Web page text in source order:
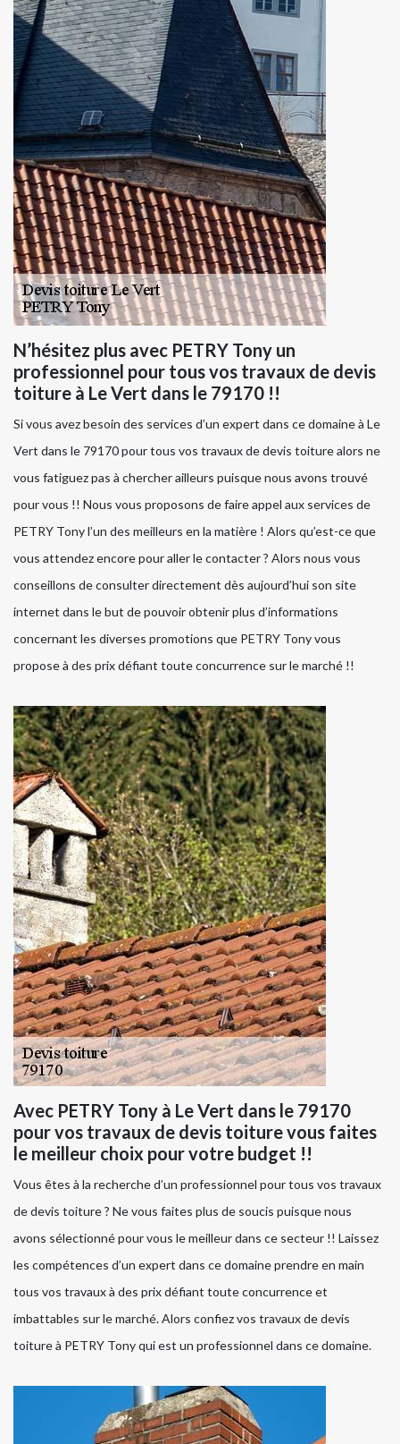
N’hésitez plus avec PETRY Tony un
professionnel pour tous vos travaux de devis
toiture à Le Vert dans le 79170 !!
Si vous avez besoin des services d’un expert dans ce domaine à Le
Vert dans le 79170 pour tous vos travaux de devis toiture alors ne
vous fatiguez pas à chercher ailleurs puisque nous avons trouvé
pour vous !! Nous vous proposons de faire appel aux services de
PETRY Tony l’un des meilleurs en la matière ! Alors qu’est-ce que
vous attendez encore pour aller le contacter ? Alors nous vous
conseillons de consulter directement dès aujourd’hui son site
internet dans le but de pouvoir obtenir plus d’informations
concernant les diverses promotions que PETRY Tony vous
propose à des prix défiant toute concurrence sur le marché !!
Avec PETRY Tony à Le Vert dans le 79170
pour vos travaux de devis toiture vous faites
le meilleur choix pour votre budget !!
Vous êtes à la recherche d’un professionnel pour tous vos travaux
de devis toiture ? Ne vous faites plus de soucis puisque nous
avons sélectionné pour vous le meilleur dans ce secteur !! Laissez
les compétences d’un expert dans ce domaine prendre en main
tous vos travaux à des prix défiant toute concurrence et
imbattables sur le marché. Alors confiez vos travaux de devis
toiture à PETRY Tony qui est un professionnel dans ce domaine.